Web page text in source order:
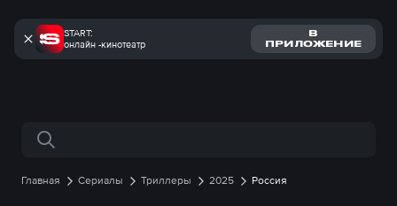
START:
онлайн -кинотеатр
В
ПРИЛОЖЕНИЕ
Поиск по сайту
Главная Сериалы Триллеры 2025 Россия